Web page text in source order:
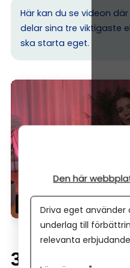
Här kan du se videon
delar sina tre viktigaste
ska starta eget.
3. Detta
Den här
Driva eget
underlag till
relevanta